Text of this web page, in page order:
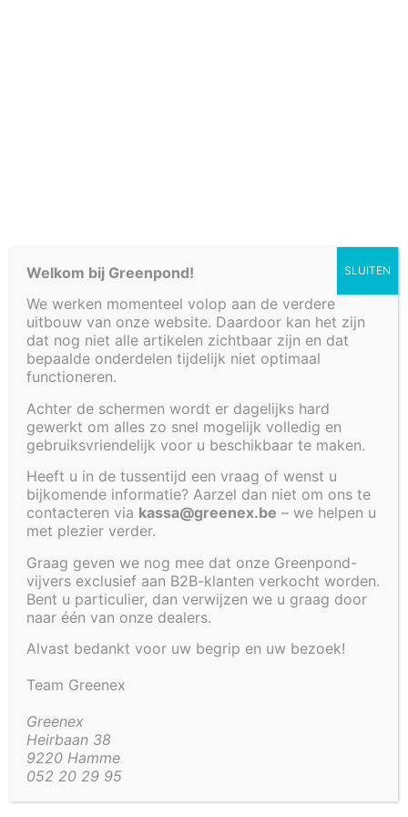
Om de beste ervaringen te bieden, gebruiken wij technologieën zoals
cookies om informatie over je apparaat op te slaan en/of te raadplegen.
Door in te stemmen met deze technologieën kunnen wij gegevens zoals
Fonteinbakken
Plantenfilters met waterval
Vijvers
Decoratieve afwerkingen
Watertafels
Cookiebeleid (EU)
Tankdoorvoer
TEST
LABEL
Welkom bij Greenpond!
We werken momenteel volop aan de verdere
uitbouw van onze website. Daardoor kan het zijn
dat nog niet alle artikelen zichtbaar zijn en dat
bepaalde onderdelen tijdelijk niet optimaal
functioneren.
Achter de schermen wordt er dagelijks hard
gewerkt om alles zo snel mogelijk volledig en
gebruiksvriendelijk voor u beschikbaar te maken.
Heeft u in de tussentijd een vraag of wenst u
bijkomende informatie? Aarzel dan niet om ons te
contacteren via kassa@greenex.be – we helpen u
met plezier verder.
Graag geven we nog mee dat onze Greenpond-
vijvers exclusief aan B2B-klanten verkocht worden.
Bent u particulier, dan verwijzen we u graag door
naar één van onze dealers.
Alvast bedankt voor uw begrip en uw bezoek!
Team Greenex
Greenex
Heirbaan 38
9220 Hamme
052 20 29 95
SLUITEN